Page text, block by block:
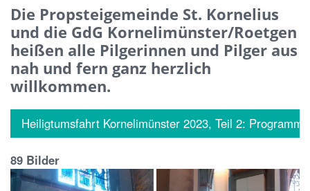
Die Propsteigemeinde St. Kornelius
und die GdG Kornelimünster/Roetgen
heißen alle Pilgerinnen und Pilger aus
nah und fern ganz herzlich
willkommen.
Heiligtumsfahrt Kornelimünster 2023, Teil 2:
89 Bilder